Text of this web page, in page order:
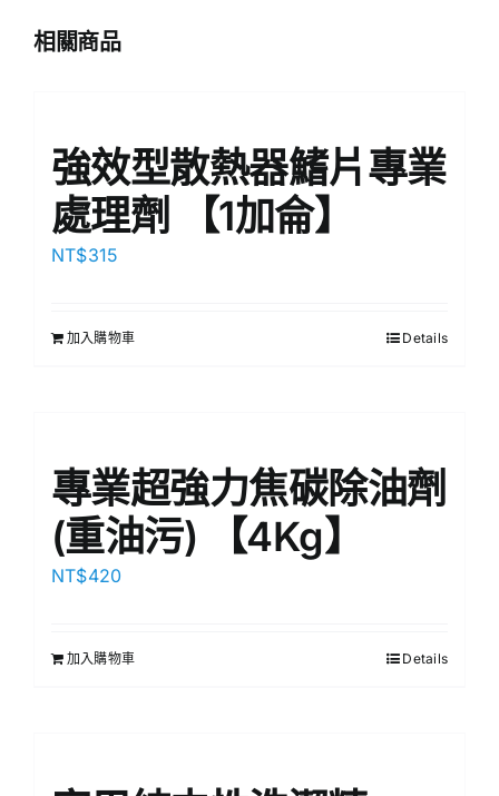
相關商品
強效型散熱器鰭片專業
處理劑 【1加侖】
NT$315
加入購物車 Details
專業超強力焦碳除油劑
(重油污) 【4Kg】
NT$420
加入購物車 Details